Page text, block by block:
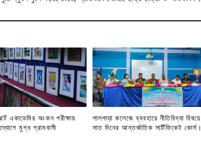
একাডেমির অংকন পরীক্ষায়
মুগ্ধ গ্রামবাসী
পালপাড়া কলেজে ব্যবহারে নীতিবিদ্যা বিষয়ে
সাত দিনের আন্তর্জাতিক সার্টিফিকেট কোর্স।